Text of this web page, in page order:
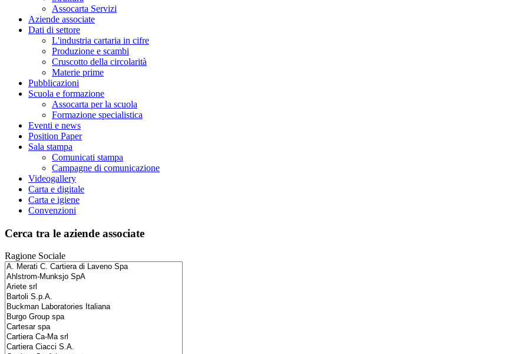
Assocarta Servizi
Aziende associate
Dati di settore
L'industria cartaria in cifre
Produzione e scambi
Cruscotto della circolarità
Materie prime
Pubblicazioni
Scuola e formazione
Assocarta per la scuola
Formazione specialistica
Eventi e news
Position Paper
Sala stampa
Comunicati stampa
Campagne di comunicazione
Videogallery
Carta e digitale
Carta e igiene
Convenzioni
Cerca tra le aziende associate
Ragione Sociale